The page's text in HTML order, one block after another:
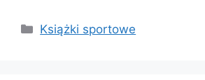
Kategorie
Książki sportowe